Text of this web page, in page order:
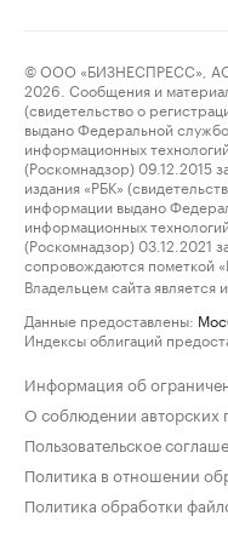
© ООО «БИЗНЕСПРЕСС»,
2026. Сообщения и
(свидетельство о
выдано Федеральной
информационных
(Роскомнадзор) 09.12.2015
издания «РБК»
информации выдано
информационных
(Роскомнадзор)
сопровождаются пометкой
Владельцем сайта является
Данные предоставлены:
Индексы облигаций
Информация об
О соблюдении авторских
Пользовательское
Политика в отношении
Политика обработки